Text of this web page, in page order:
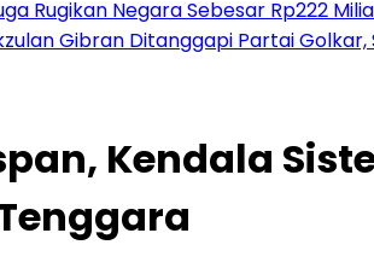
Rugikan Negara Sebesar Rp222
Gibran Ditanggapi Partai
Kendala